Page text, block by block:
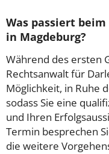
Was passiert
in Magdeburg?
Während des ersten
Rechtsanwalt für
Möglichkeit, in Ruhe
sodass Sie eine
und Ihren
Termin besprechen
die weitere